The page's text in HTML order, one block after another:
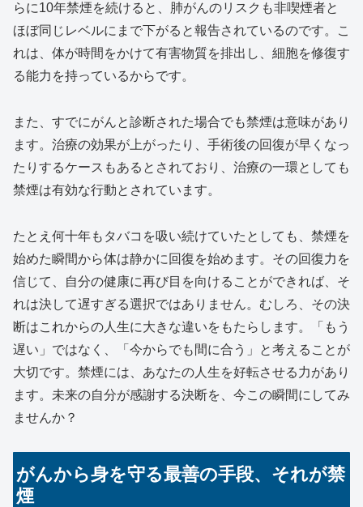
らに10年禁煙を続けると、肺がんのリスクも非喫煙者と
ほぼ同じレベルにまで下がると報告されているのです。こ
れは、体が時間をかけて有害物質を排出し、細胞を修復す
る能力を持っているからです。
また、すでにがんと診断された場合でも禁煙は意味があり
ます。治療の効果が上がったり、手術後の回復が早くなっ
たりするケースもあるとされており、治療の一環としても
禁煙は有効な行動とされています。
たとえ何十年もタバコを吸い続けていたとしても、禁煙を
始めた瞬間から体は静かに回復を始めます。その回復力を
信じて、自分の健康に再び目を向けることができれば、そ
れは決して遅すぎる選択ではありません。むしろ、その決
断はこれからの人生に大きな違いをもたらします。「もう
遅い」ではなく、「今からでも間に合う」と考えることが
大切です。禁煙には、あなたの人生を好転させる力があり
ます。未来の自分が感謝する決断を、今この瞬間にしてみ
ませんか？
がんから身を守る最善の手段、それが禁
煙